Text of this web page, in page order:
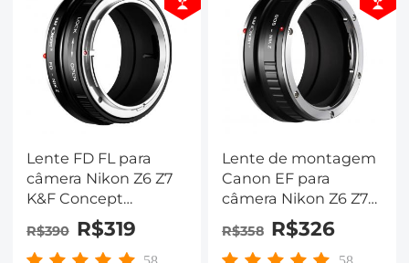
Lente FD FL para
câmera Nikon Z6 Z7
K&F Concept
Adaptador de
montagem de lente
Adaptador de lente
R$390 R$319
Lente de montagem
Canon EF para
câmera Nikon Z6 Z7
K&F Concept
Adaptador de
montagem de lente
R$358 R$326